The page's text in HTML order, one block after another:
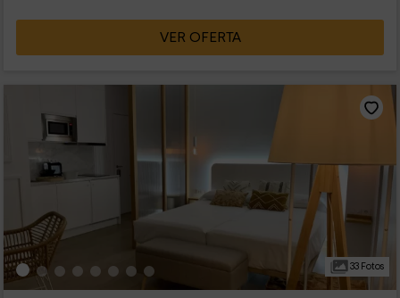
VER OFERTA
33 Fotos